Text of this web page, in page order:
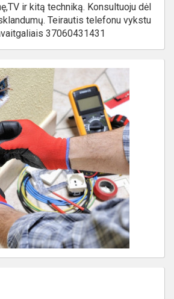
ir kitą techniką. Konsultuoju dėl
Teirautis telefonu vykstu
37060431431